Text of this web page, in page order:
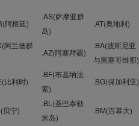
阿根廷)
.AS(萨摩亚群
岛)
.AT(奥地利)
阿兰德群
.AZ(阿塞拜疆)
.BA(波斯尼亚
与黑塞哥维那)
比利时)
.BF(布基纳法
索)
.BG(保加利亚)
贝宁)
.BL(圣巴泰勒
米岛)
.BM(百慕大)